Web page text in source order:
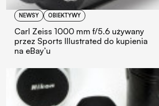
NEWSY OBIEKTYWY
Carl Zeiss 1000 mm f/5.6 używany
przez Sports Illustrated do kupienia
na eBay’u